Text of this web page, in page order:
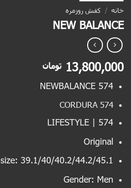
خانه / کفش روزمره
NEW BALANCE
13,800,000 تومان
NEWBALANCE 574
574 CORDURA
LIFESTYLE | 574
Original
size: 39.1/40/40.2/44.2/45.1
Gender: Men